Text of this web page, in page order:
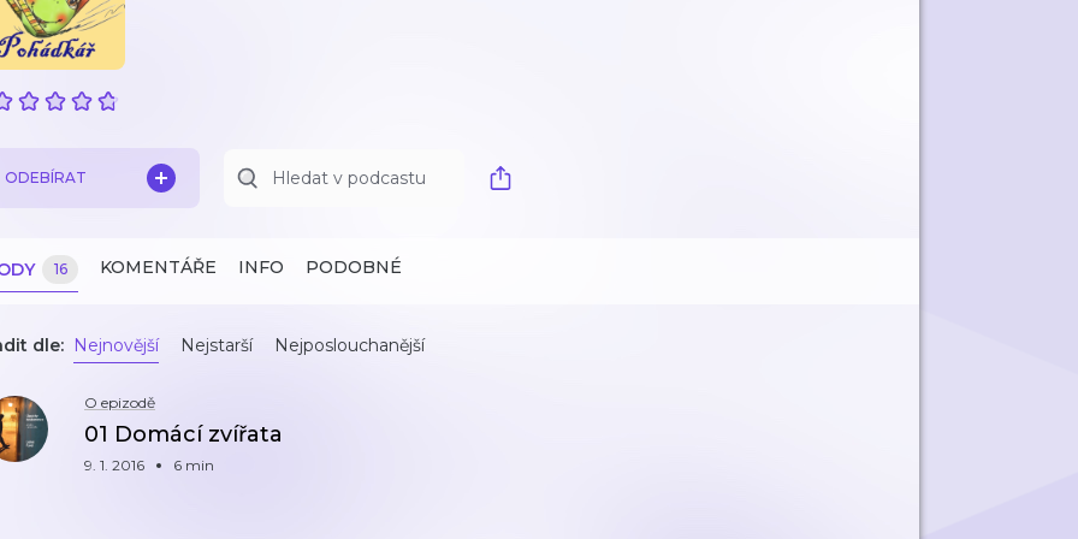
ODEBÍRAT
16 KOMENTÁŘE INFO PODOBNÉ
dle: Nejnovější Nejstarší Nejposlouchanější
O epizodě
01 Domácí zvířata
9. 1. 2016 6 min